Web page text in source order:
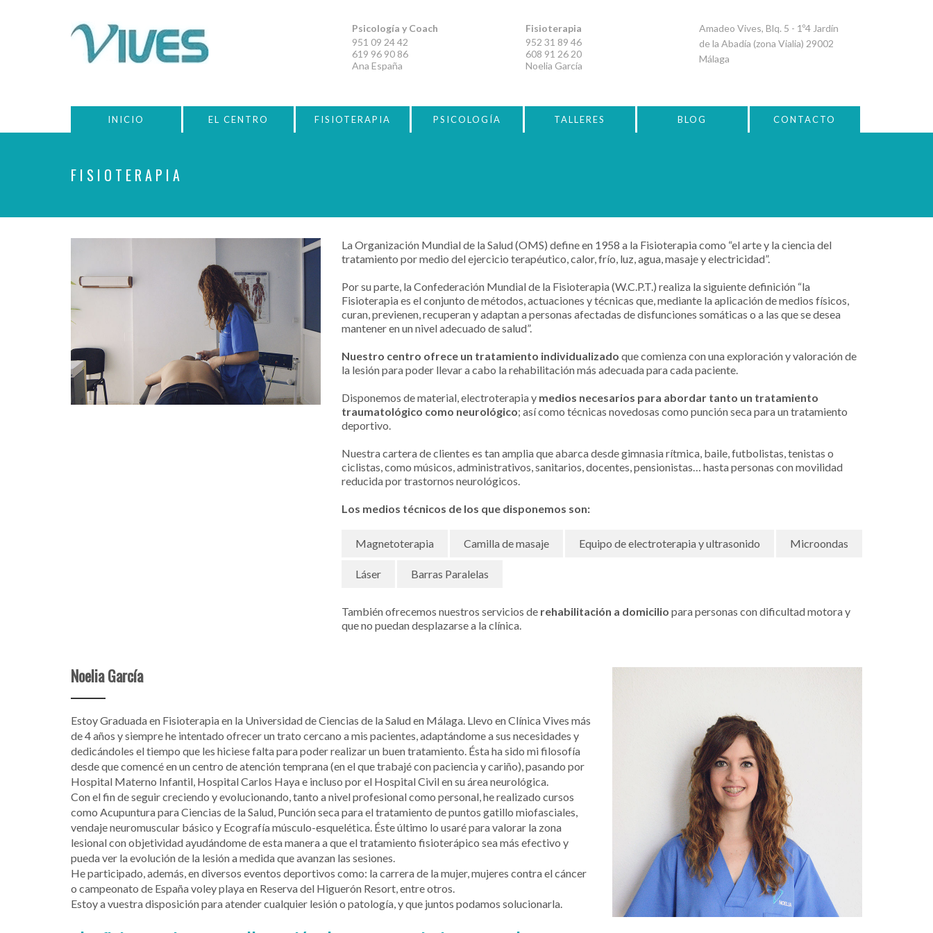
Psicología y Coach
951 09 24 42
619 96 90 86
Ana España
Fisioterapia
952 31 89 46
608 91 26 20
Noelia García
Amadeo Vives, Blq. 5 - 1º4 Jardín
de la Abadía (zona Vialia) 29002
Málaga
INICIO EL CENTRO FISIOTERAPIA PSICOLOGÍA TALLERES BLOG CONTACTO
FISIOTERAPIA
La Organización Mundial de la Salud (OMS) define en 1958 a la Fisioterapia como “el arte y la ciencia del
tratamiento por medio del ejercicio terapéutico, calor, frío, luz, agua, masaje y electricidad”.
Por su parte, la Confederación Mundial de la Fisioterapia (W.C.P.T.) realiza la siguiente definición “la
Fisioterapia es el conjunto de métodos, actuaciones y técnicas que, mediante la aplicación de medios físicos,
curan, previenen, recuperan y adaptan a personas afectadas de disfunciones somáticas o a las que se desea
mantener en un nivel adecuado de salud”.
Nuestro centro ofrece un tratamiento individualizado que comienza con una exploración y valoración de
la lesión para poder llevar a cabo la rehabilitación más adecuada para cada paciente.
Disponemos de material, electroterapia y medios necesarios para abordar tanto un tratamiento
traumatológico como neurológico; así como técnicas novedosas como punción seca para un tratamiento
deportivo.
Nuestra cartera de clientes es tan amplia que abarca desde gimnasia rítmica, baile, futbolistas, tenistas o
ciclistas, como músicos, administrativos, sanitarios, docentes, pensionistas… hasta personas con movilidad
reducida por trastornos neurológicos.
Los medios técnicos de los que disponemos son:
Magnetoterapia Camilla de masaje Equipo de electroterapia y ultrasonido Microondas
Láser Barras Paralelas
También ofrecemos nuestros servicios de rehabilitación a domicilio para personas con dificultad motora y
que no puedan desplazarse a la clínica.
Noelia García
Estoy Graduada en Fisioterapia en la Universidad de Ciencias de la Salud en Málaga. Llevo en Clínica Vives más
de 4 años y siempre he intentado ofrecer un trato cercano a mis pacientes, adaptándome a sus necesidades y
dedicándoles el tiempo que les hiciese falta para poder realizar un buen tratamiento. Ésta ha sido mi filosofía
desde que comencé en un centro de atención temprana (en el que trabajé con paciencia y cariño), pasando por
Hospital Materno Infantil, Hospital Carlos Haya e incluso por el Hospital Civil en su área neurológica.
Con el fin de seguir creciendo y evolucionando, tanto a nivel profesional como personal, he realizado cursos
como Acupuntura para Ciencias de la Salud, Punción seca para el tratamiento de puntos gatillo miofasciales,
vendaje neuromuscular básico y Ecografía músculo-esquelética. Éste último lo usaré para valorar la zona
lesional con objetividad ayudándome de esta manera a que el tratamiento fisioterápico sea más efectivo y
pueda ver la evolución de la lesión a medida que avanzan las sesiones.
He participado, además, en diversos eventos deportivos como: la carrera de la mujer, mujeres contra el cáncer
o campeonato de España voley playa en Reserva del Higuerón Resort, entre otros.
Estoy a vuestra disposición para atender cualquier lesión o patología, y que juntos podamos solucionarla.